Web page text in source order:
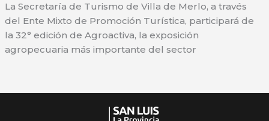
MERLO
PRESENTE
EN
AGROACTIVA
La Secretaría de Turismo de Villa de Merlo, a través
del Ente Mixto de Promoción Turística, participará de
la 32° edición de Agroactiva, la exposición
agropecuaria más importante del sector